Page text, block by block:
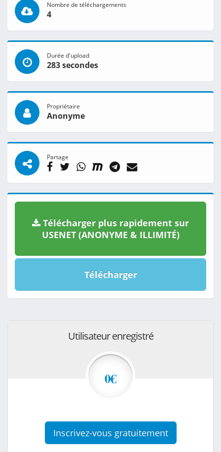
Nombre de téléchargements
4
Durée d'upload
283 secondes
Propriétaire
Anonyme
Partage
Télécharger plus rapidement sur
USENET (ANONYME & ILLIMITÉ)
Télécharger
Utilisateur enregistré
0€
Inscrivez-vous gratuitement